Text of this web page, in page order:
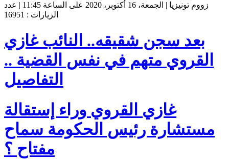
زووم تونيزيا | الجمعة، 16 أكتوبر، 2020 على الساعة 11:45 | عدد
الزيارات : 16951
بعد سجن شقيقه.. النائب غازي
القروي متهم في نفس القضية ..
التفاصيل
غازي القروي وراء إستقالة
مستشارة رئيس الحكومة سماح
مفتاح ؟